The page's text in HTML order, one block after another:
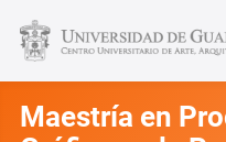
Maestría en